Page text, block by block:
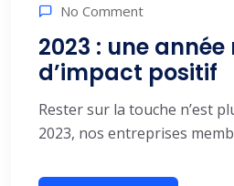
No Comment
2023 : une
d’impact positif
Rester sur la touche n’est
2023, nos entreprises